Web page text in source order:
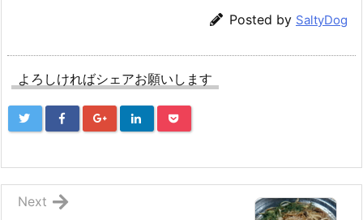
Posted by SaltyDog
よろしければシェアお願いします
Next